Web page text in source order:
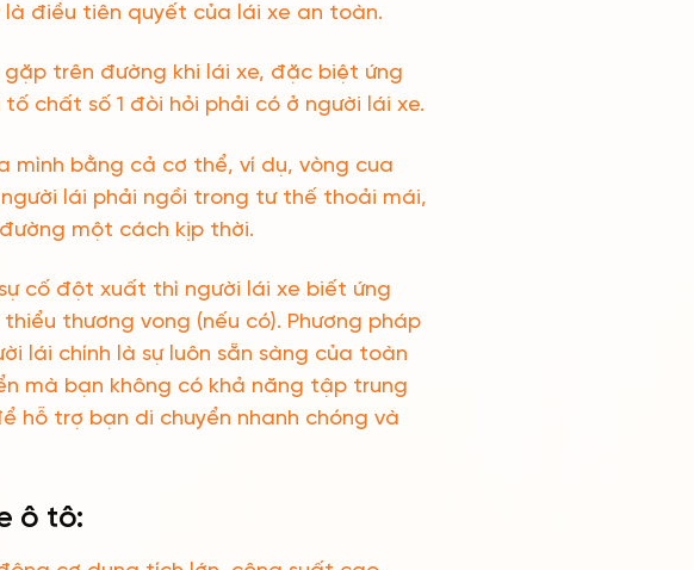
điều tiên quyết của lái xe an toàn.
trên đường khi lái xe, đặc biệt ứng
chất số 1 đòi hỏi phải có ở người lái xe.
mình bằng cả cơ thể, ví dụ, vòng cua
lái phải ngồi trong tư thế thoải mái,
một cách kịp thời.
cố đột xuất thì người lái xe biết ứng
thương vong (nếu có). Phương pháp
lái chính là sự luôn sẵn sàng của toàn
mà bạn không có khả năng tập trung
hỗ trợ bạn di chuyển nhanh chóng và
ô tô: